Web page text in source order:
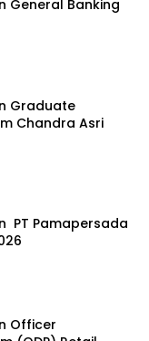
General Banking
Graduate
Chandra Asri
PT Pamapersada
Officer